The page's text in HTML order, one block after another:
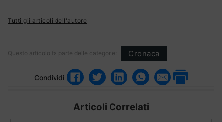
Tutti gli articoli dell'autore
Questo articolo fa parte delle categorie: Cronaca
Condividi
Articoli Correlati